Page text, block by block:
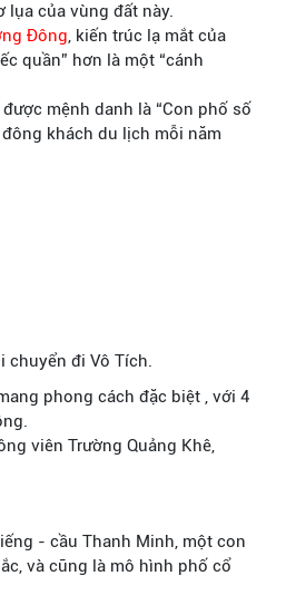
lụa của vùng đất này.
Đông, kiến trúc lạ mắt của
quần” hơn là một “cánh
mệnh danh là “Con phố số
khách du lịch mỗi năm
chuyển đi Vô Tích.
phong cách đặc biệt , với 4
viên Trường Quảng Khê,
- cầu Thanh Minh, một con
và cũng là mô hình phố cổ